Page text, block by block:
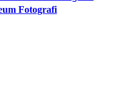
Fotografi